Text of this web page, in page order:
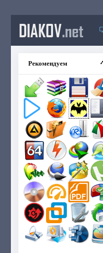
DIAKOV.net
Рекомендуем